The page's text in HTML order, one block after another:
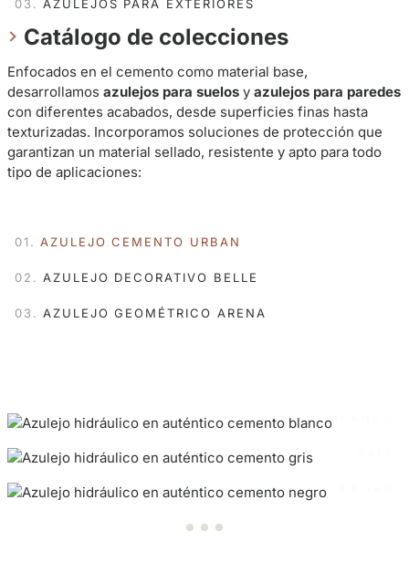
AZULEJOS PARA EXTERIORES
Catálogo de colecciones
Enfocados en el cemento como material base,
desarrollamos azulejos para suelos y azulejos para paredes
con diferentes acabados, desde superficies finas hasta
texturizadas. Incorporamos soluciones de protección que
garantizan un material sellado, resistente y apto para todo
tipo de aplicaciones:
AZULEJO CEMENTO URBAN
AZULEJO DECORATIVO BELLE
AZULEJO GEOMÉTRICO ARENA